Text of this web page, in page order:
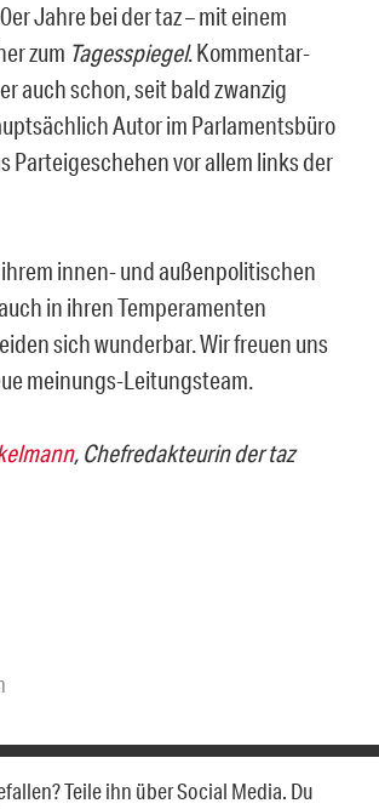
Jahre bei der taz – mit einem
zum Tagesspiegel. Kommentar-
auch schon, seit bald zwanzig
Autor im Parlamentsbüro
Parteigeschehen vor allem links der
innen- und außenpolitischen
in ihren Temperamenten
sich wunderbar. Wir freuen uns
meinungs-Leitungsteam.
, Chefredakteurin der taz
Teile ihn über Social Media. Du